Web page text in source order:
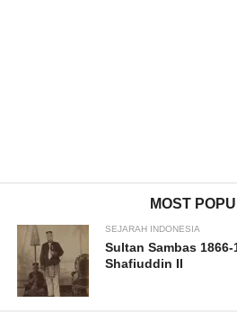
MOST
SEJARAH INDONESIA
Sultan Sambas
Shafiuddin II